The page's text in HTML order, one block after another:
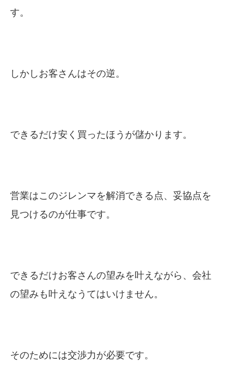
す。
しかしお客さんはその逆。
できるだけ安く買ったほうが儲かります。
営業はこのジレンマを解消できる点、妥協点を
見つけるのが仕事です。
できるだけお客さんの望みを叶えながら、会社
の望みも叶えなうてはいけません。
そのためには交渉力が必要です。